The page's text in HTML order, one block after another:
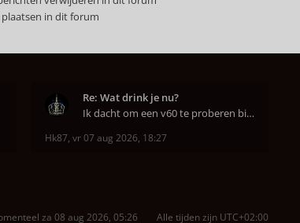
plaatsen in dit forum
Re: Wat drink je nu?
Ik dacht om een v60 te proberen bij DAK in Amsterd
Hk87, vr 07 aug 2026, 18:27
Alle tijden zijn UTC+02:00
za 08 aug 2026, 05:26